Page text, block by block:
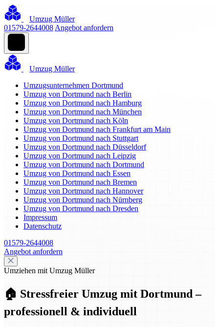
Umzug Müller
01579-2644008 Angebot anfordern
Umzug Müller
Umzugsunternehmen Dortmund
Umzug von Dortmund nach Berlin
Umzug von Dortmund nach Hamburg
Umzug von Dortmund nach München
Umzug von Dortmund nach Köln
Umzug von Dortmund nach Frankfurt am Main
Umzug von Dortmund nach Stuttgart
Umzug von Dortmund nach Düsseldorf
Umzug von Dortmund nach Leipzig
Umzug von Dortmund nach Dortmund
Umzug von Dortmund nach Essen
Umzug von Dortmund nach Bremen
Umzug von Dortmund nach Hannover
Umzug von Dortmund nach Nürnberg
Umzug von Dortmund nach Dresden
Impressum
Datenschutz
01579-2644008
Angebot anfordern
Umziehen mit Umzug Müller
🏠 Stressfreier Umzug mit Dortmund –
professionell & individuell